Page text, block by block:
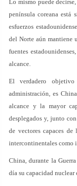
Lo mismo puede
península coreana está
esfuerzos
del Norte aún mantiene
fuentes
alcance.
El verdadero
administración, es
alcance y la mayor
desplegados y, junto
de vectores capaces de
intercontinentales como
China, durante la
día su capacidad nuclear